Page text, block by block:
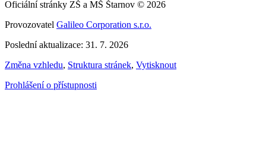
Oficiální stránky ZŠ a MŠ Štarnov © 2026
Provozovatel Galileo Corporation s.r.o.
Poslední aktualizace: 31. 7. 2026
Změna vzhledu, Struktura stránek, Vytisknout
Prohlášení o přístupnosti